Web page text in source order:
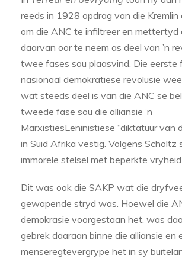
reeds in 1928 opdrag van die
om die ANC te infiltreer en mettertyd
daarvan oor te neem as deel van ’n
twee fases sou plaasvind. Die eerste
nasionaal demokratiese revolusie
wat steeds deel is van die ANC se
tweede fase sou die alliansie ’n
MarxistiesLeninistiese “diktatuur van
in Suid Afrika vestig. Volgens Scholtz
immorele stelsel met beperkte vryheid
Dit was ook die SAKP wat die
gewapende stryd was. Hoewel die
demokrasie voorgestaan het, was
gebrek daaraan binne die alliansie en
menseregtevergrype het in sy